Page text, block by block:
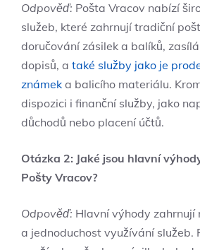
Odpověď: Pošta Vracov nabízí
služeb, které zahrnují tradiční
doručování zásilek a balíků,
dopisů, a také služby jako je
známek a balicího materiálu.
dispozici i finanční služby, jako
důchodů nebo placení účtů.
Otázka 2: Jaké jsou hlavní
Pošty Vracov?
Odpověď: Hlavní výhody zahrnují
a jednoduchost využívání služeb.